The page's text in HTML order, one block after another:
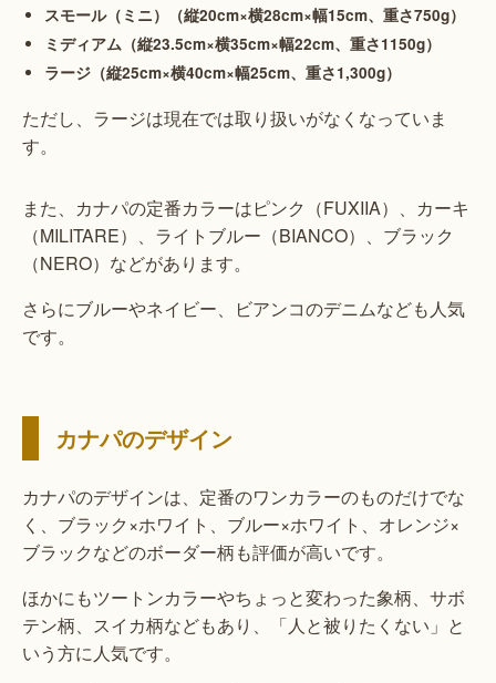
スモール（ミニ）（縦20cm×横28cm×幅15cm、重さ750g）
ミディアム（縦23.5cm×横35cm×幅22cm、重さ1150g）
ラージ（縦25cm×横40cm×幅25cm、重さ1,300g）
ただし、ラージは現在では取り扱いがなくなっていま
す。
また、カナパの定番カラーはピンク（FUXIIA）、カーキ
（MILITARE）、ライトブルー（BIANCO）、ブラック
（NERO）などがあります。
さらにブルーやネイビー、ビアンコのデニムなども人気
です。
カナパのデザイン
カナパのデザインは、定番のワンカラーのものだけでな
く、ブラック×ホワイト、ブルー×ホワイト、オレンジ×
ブラックなどのボーダー柄も評価が高いです。
ほかにもツートンカラーやちょっと変わった象柄、サボ
テン柄、スイカ柄などもあり、「人と被りたくない」と
いう方に人気です。